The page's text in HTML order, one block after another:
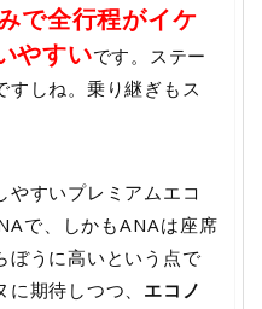
で全行程がイケ
やすいです。ステー
すしね。乗り継ぎもス
やすいプレミアムエコ
で、しかもANAは座席
ぼうに高いという点で
期待しつつ、 エコノ